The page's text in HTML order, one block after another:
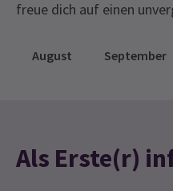
freue dich auf einen
August September
Als Erste(r)